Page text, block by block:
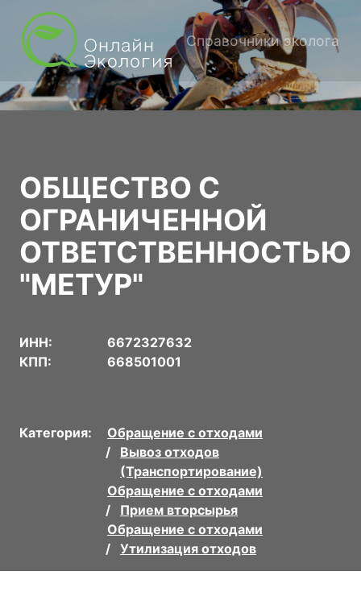
Справочники эколога
ОБЩЕСТВО С
ОГРАНИЧЕННОЙ
ОТВЕТСТВЕННОСТЬЮ
"МЕТУР"
ИНН:
6672327632
КПП:
668501001
Категория:
Обращение с отходами
Вывоз отходов
(Транспортирование)
Обращение с отходами
Прием вторсырья
Обращение с отходами
Утилизация отходов